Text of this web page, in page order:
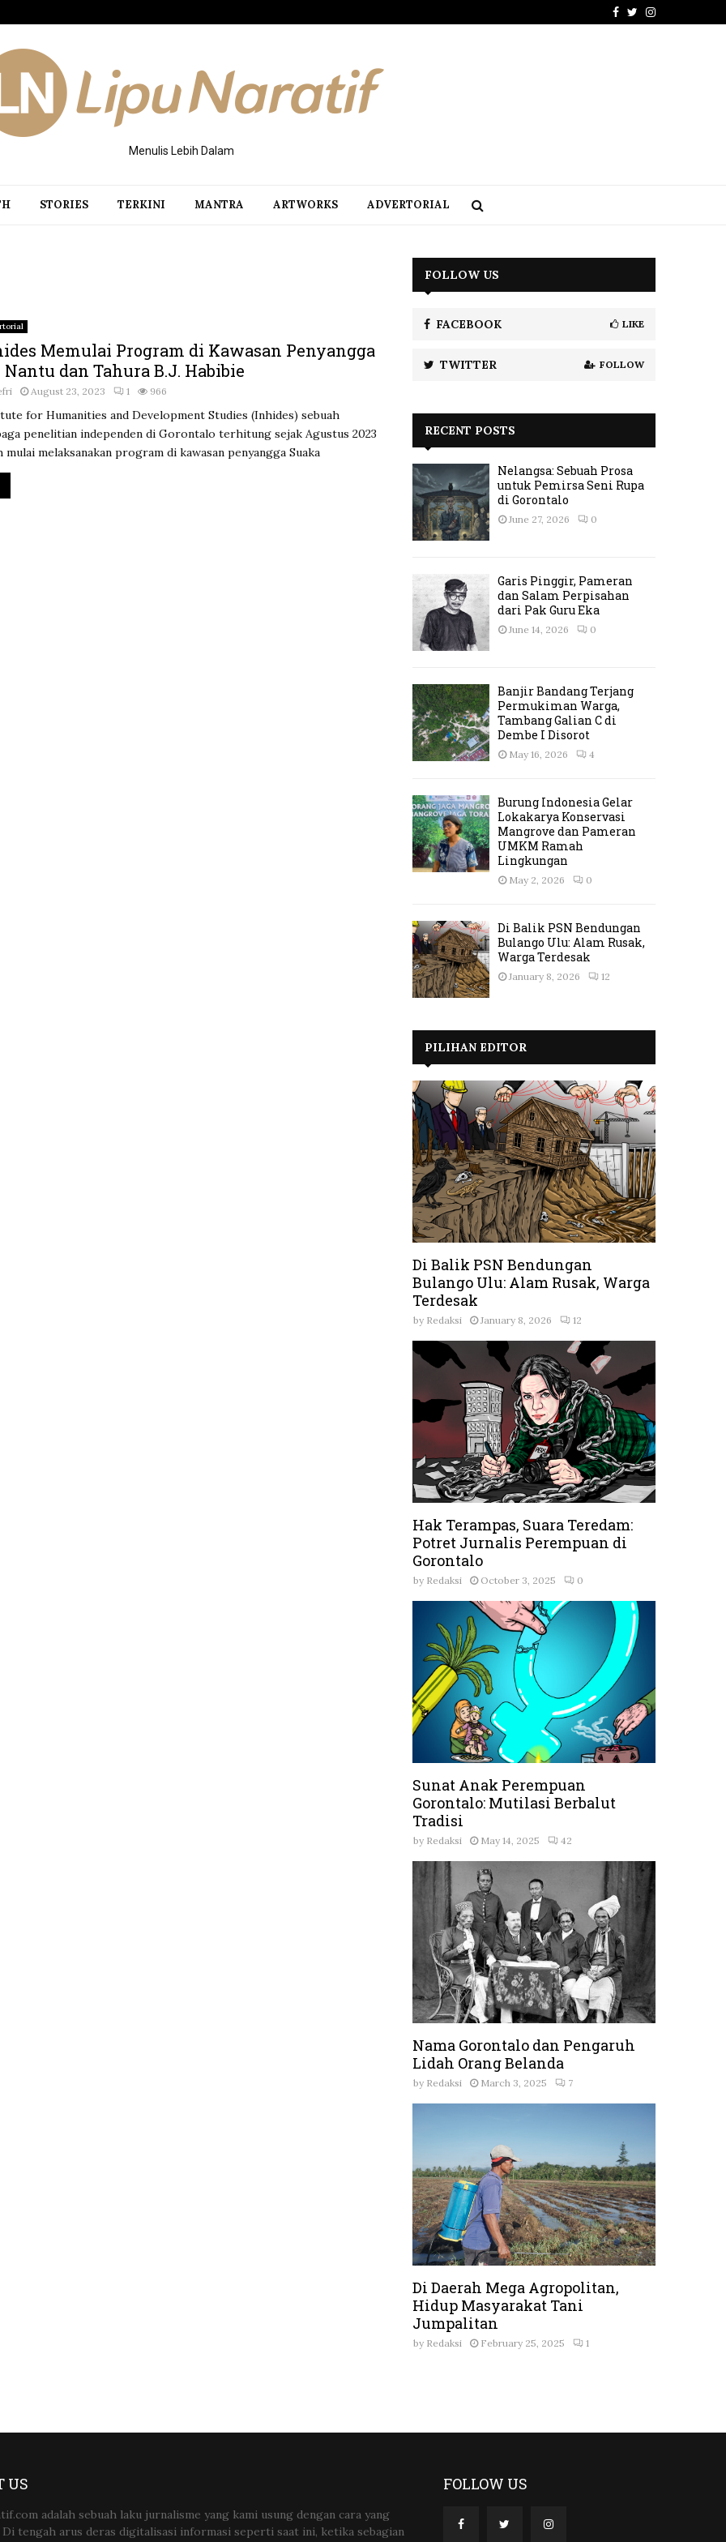
Facebook
Twitter
Instagram
Menulis Lebih Dalam
STORIES TERKINI MANTRA ARTWORKS ADVERTORIAL
Memulai Program di Kawasan Penyangga
Nantu dan Tahura B.J. Habibie
August 23, 2023 1 966
for Humanities and Development Studies (Inhides) sebuah
penelitian independen di Gorontalo terhitung sejak Agustus 2023
mulai melaksanakan program di kawasan penyangga Suaka
FOLLOW US
FACEBOOK LIKE
TWITTER FOLLOW
RECENT POSTS
Nelangsa: Sebuah Prosa
untuk Pemirsa Seni Rupa
di Gorontalo
June 27, 2026 0
Garis Pinggir, Pameran
dan Salam Perpisahan
dari Pak Guru Eka
June 14, 2026 0
Banjir Bandang Terjang
Permukiman Warga,
Tambang Galian C di
Dembe I Disorot
May 16, 2026 4
Burung Indonesia Gelar
Lokakarya Konservasi
Mangrove dan Pameran
UMKM Ramah
Lingkungan
May 2, 2026 0
Di Balik PSN Bendungan
Bulango Ulu: Alam Rusak,
Warga Terdesak
January 8, 2026 12
PILIHAN EDITOR
Di Balik PSN Bendungan
Bulango Ulu: Alam Rusak, Warga
Terdesak
by Redaksi January 8, 2026 12
Hak Terampas, Suara Teredam:
Potret Jurnalis Perempuan di
Gorontalo
by Redaksi October 3, 2025 0
Sunat Anak Perempuan
Gorontalo: Mutilasi Berbalut
Tradisi
by Redaksi May 14, 2025 42
Nama Gorontalo dan Pengaruh
Lidah Orang Belanda
by Redaksi March 3, 2025 7
Di Daerah Mega Agropolitan,
Hidup Masyarakat Tani
Jumpalitan
by Redaksi February 25, 2025 1
US
adalah sebuah laku jurnalisme yang kami usung dengan cara yang
Di tengah arus deras digitalisasi informasi seperti saat ini, ketika sebagian
FOLLOW US